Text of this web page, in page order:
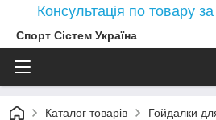
Консультація по товару
Спорт Сістем Україна
Каталог товарів Гойдалки